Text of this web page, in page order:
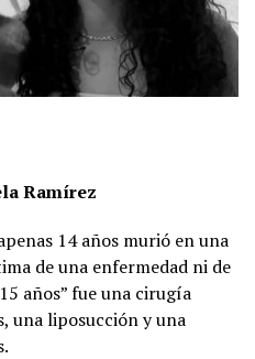
Ramírez
14 años murió en una
de una enfermedad ni de
años” fue una cirugía
una liposucción y una